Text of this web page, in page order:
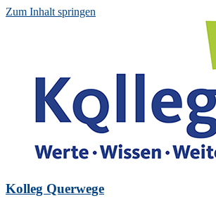
Zum Inhalt springen
Kolleg Querwege